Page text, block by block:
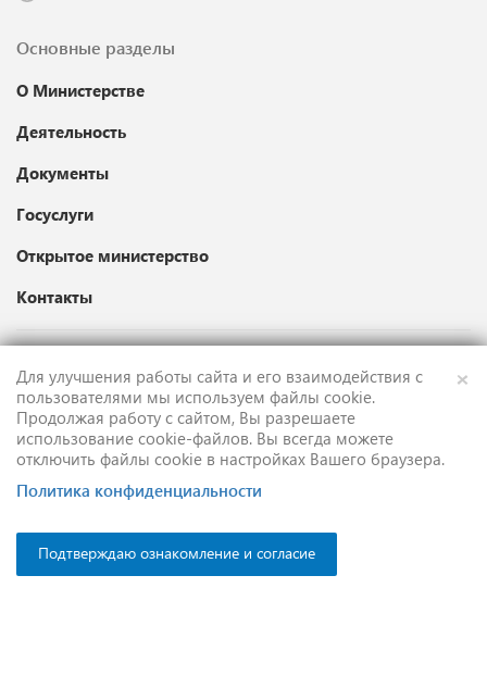
×
Для улучшения работы сайта и его взаимодействия с
пользователями мы используем файлы cookie.
Продолжая работу с сайтом, Вы разрешаете
использование cookie-файлов. Вы всегда можете
отключить файлы cookie в настройках Вашего браузера.
Политика конфиденциальности
Подтверждаю ознакомление и согласие
Основные разделы
О Министерстве
Деятельность
Документы
Госуслуги
Открытое министерство
Контакты
Карта сайта
Техническая поддержка
English version
Противодействие коррупции